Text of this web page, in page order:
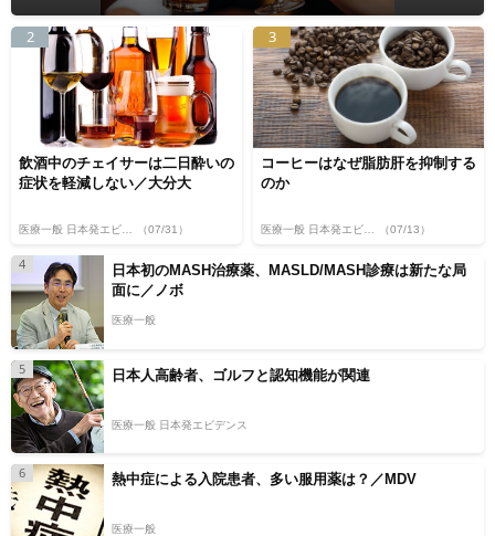
2
飲酒中のチェイサーは二日酔いの
症状を軽減しない／大分大
医療一般 日本発エビデンス （07/31）
3
コーヒーはなぜ脂肪肝を抑制する
のか
医療一般 日本発エビデンス （07/13）
4
日本初のMASH治療薬、MASLD/MASH診療は新たな局
面に／ノボ
医療一般
5 日本人高齢者、ゴルフと認知機能が関連
医療一般 日本発エビデンス
6 熱中症による入院患者、多い服用薬は？／MDV
医療一般